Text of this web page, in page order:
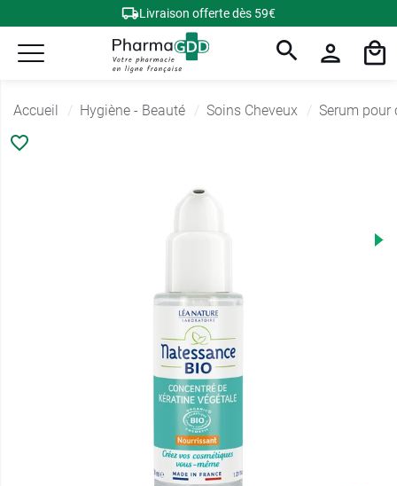
Livraison offerte dès 59€
Accueil Hygiène - Beauté Soins Cheveux Serum pour